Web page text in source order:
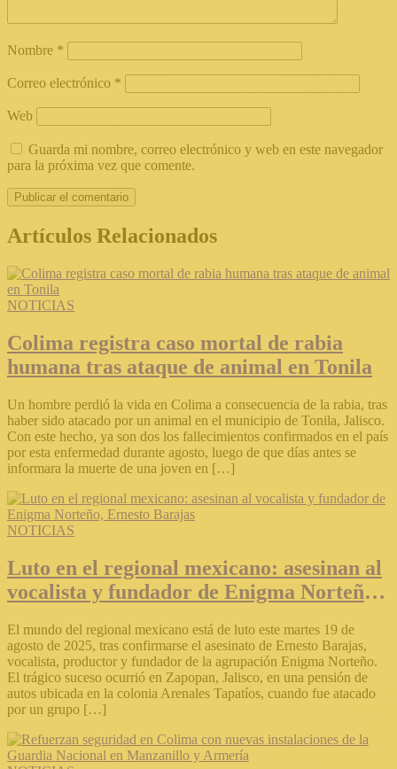
Nombre *
Correo electrónico *
Web
Guarda mi nombre, correo electrónico y web en este navegador
para la próxima vez que comente.
Artículos Relacionados
NOTICIAS
Colima registra caso mortal de rabia
humana tras ataque de animal en Tonila
Un hombre perdió la vida en Colima a consecuencia de la rabia, tras
haber sido atacado por un animal en el municipio de Tonila, Jalisco.
Con este hecho, ya son dos los fallecimientos confirmados en el país
por esta enfermedad durante agosto, luego de que días antes se
informara la muerte de una joven en […]
NOTICIAS
Luto en el regional mexicano: asesinan al
vocalista y fundador de Enigma Norteño,
El mundo del regional mexicano está de luto este martes 19 de
agosto de 2025, tras confirmarse el asesinato de Ernesto Barajas,
vocalista, productor y fundador de la agrupación Enigma Norteño.
El trágico suceso ocurrió en Zapopan, Jalisco, en una pensión de
autos ubicada en la colonia Arenales Tapatíos, cuando fue atacado
por un grupo […]